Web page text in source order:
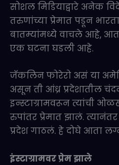
सोशल मिडियाद्वारे अनेक
तरुणांच्या प्रेमात पडून
बातम्यांमध्ये वाचले आहे,
एक घटना घडली आहे.
जॅकलिन फोरेरो असं या
असून ती आंध्र प्रदेशातील
इन्स्टाग्रामवरून त्यांची
रुपांतर प्रेमात झालं.
प्रदेश गाठलं. हे दोघे आता
इंस्टाग्रामवर प्रेम झाले